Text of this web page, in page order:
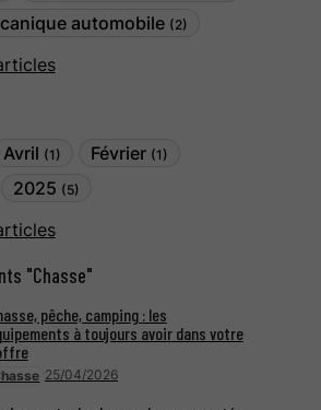
automobile (2)
Avril (1) Février (1)
2025 (5)
"Chasse"
25/04/2026
pêche, camping : les
à toujours avoir dans votre